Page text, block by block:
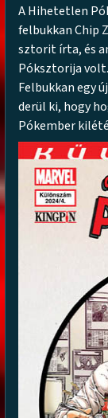
A Hihetetlen
felbukkan Chip
sztorit írta, és
Póksztorija volt.
Felbukkan egy
derül ki, hogy
Pókember